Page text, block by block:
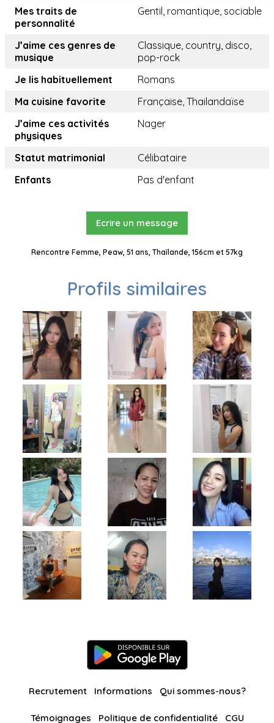
Mes traits de
personnalité
Gentil, romantique, sociable
J’aime ces genres de
musique
Classique, country, disco,
pop-rock
Je lis habituellement
Romans
Ma cuisine favorite
Française, Thailandaïse
J’aime ces activités
physiques
Nager
Statut matrimonial
Célibataire
Enfants
Pas d'enfant
Ecrire un message
Rencontre Femme, Peaw, 51 ans, Thaïlande, 156cm et 57kg
Profils similaires
Recrutement Informations Qui sommes-nous?
Témoignages Politique de confidentialité CGU